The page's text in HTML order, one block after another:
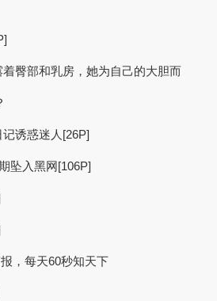
臀部和乳房，她为自己的大胆而
诱惑迷人[26P]
坠入黑网[106P]
，每天60秒知天下